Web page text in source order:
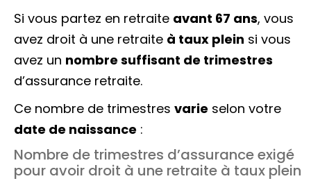
Si vous partez en retraite avant 67 ans, vous
avez droit à une retraite à taux plein si vous
avez un nombre suffisant de trimestres
d’assurance retraite.
Ce nombre de trimestres varie selon votre
date de naissance :
Nombre de trimestres d’assurance exigé
pour avoir droit à une retraite à taux plein